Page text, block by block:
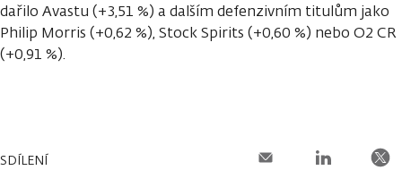
dařilo Avastu (+3,51 %) a dalším defenzivním titulům jako
Philip Morris (+0,62 %), Stock Spirits (+0,60 %) nebo O2 CR
(+0,91 %).
SDÍLENÍ